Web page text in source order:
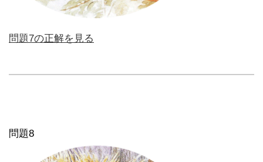
問題7の正解を見る
問題8